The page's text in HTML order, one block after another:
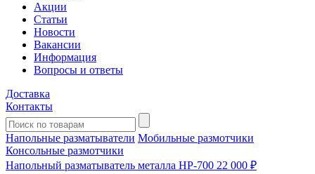
Акции
Статьи
Новости
Вакансии
Информация
Вопросы и ответы
Доставка
Контакты
Напольные разматыватели Мобильные размотчики
Консольные размотчики
Напольный разматыватель металла HP-700 22 000 ₽